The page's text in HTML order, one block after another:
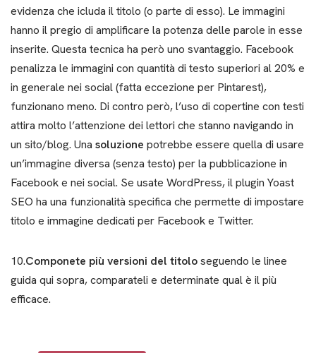
evidenza che icluda il titolo (o parte di esso). Le immagini
hanno il pregio di amplificare la potenza delle parole in esse
inserite. Questa tecnica ha però uno svantaggio. Facebook
penalizza le immagini con quantità di testo superiori al 20% e
in generale nei social (fatta eccezione per Pintarest),
funzionano meno. Di contro però, l’uso di copertine con testi
attira molto l’attenzione dei lettori che stanno navigando in
un sito/blog. Una soluzione potrebbe essere quella di usare
un’immagine diversa (senza testo) per la pubblicazione in
Facebook e nei social. Se usate WordPress, il plugin Yoast
SEO ha una funzionalità specifica che permette di impostare
titolo e immagine dedicati per Facebook e Twitter.
10.Componete più versioni del titoloseguendo le linee
guida qui sopra, comparateli e determinate qual è il più
efficace.